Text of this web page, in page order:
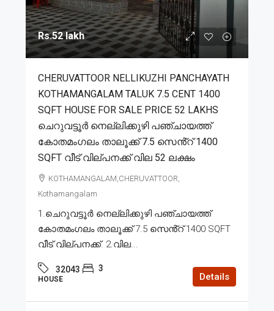
Rs.52 lakh
CHERUVATTOOR NELLIKUZHI PANCHAYATH
KOTHAMANGALAM TALUK 7.5 CENT 1400
SQFT HOUSE FOR SALE PRICE 52 LAKHS
ചെറുവട്ടൂർ നെല്ലിക്കുഴി പഞ്ചായത്ത്
കോതമംഗലം താലൂക്ക് 7.5 സെൻ്റ് 1400
SQFT വീട് വില്പനക്ക് വില 52 ലക്ഷം
KOTHAMANGALAM,CHERUVATTOOR,
Kothamangalam
1.ചെറുവട്ടൂർ നെല്ലിക്കുഴി പഞ്ചായത്ത്
കോതമംഗലം താലൂക്ക് 7.5 സെൻ്റ് 1400 SQFT
വീട് വില്പനക്ക്. 2.വില...
32043 3
HOUSE Details